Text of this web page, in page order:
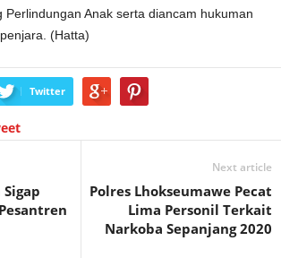
Perlindungan Anak serta diancam hukuman
(Hatta)
Twitter
Next article
Polres Lhokseumawe Pecat
Lima Personil Terkait
Narkoba Sepanjang 2020